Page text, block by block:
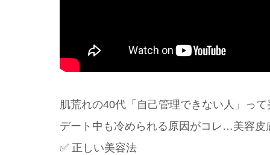
肌荒れの40代「自己管理できない人」っ
デート中も冷められる原因がコレ…美容皮
✅ 正しい美容法